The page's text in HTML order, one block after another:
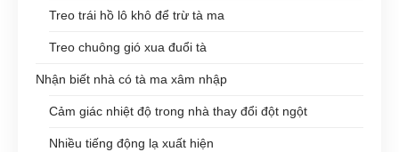
Treo trái hồ lô khô để trừ tà ma
Treo chuông gió xua đuổi tà
Nhận biết nhà có tà ma xâm nhập
Cảm giác nhiệt độ trong nhà thay đổi đột ngột
Nhiều tiếng động lạ xuất hiện